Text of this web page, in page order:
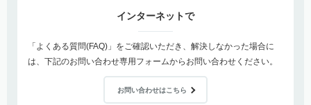
インターネットで
「よくある質問(FAQ)」をご確認いただき、解決しなかった場合に
は、下記のお問い合わせ専用フォームからお問い合わせください。
お問い合わせはこちら